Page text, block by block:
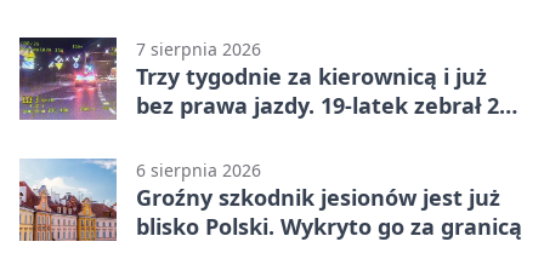
7 sierpnia 2026
Trzy tygodnie za kierownicą i już
bez prawa jazdy. 19-latek zebrał 23
6 sierpnia 2026
Groźny szkodnik jesionów jest już
blisko Polski. Wykryto go za granicą